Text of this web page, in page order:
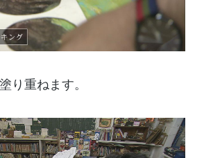
り重ねます。